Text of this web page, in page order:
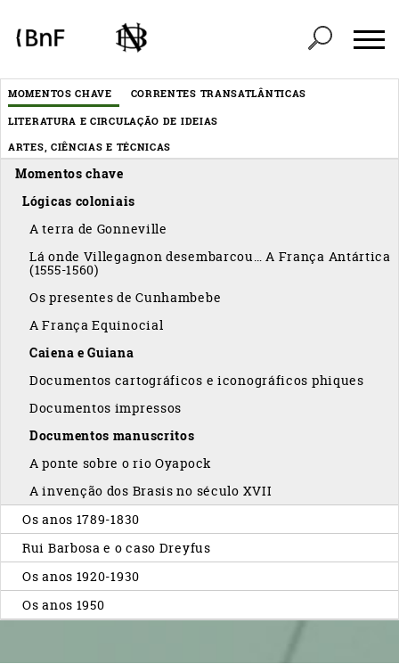
Menu
éditorial
MOMENTOS CHAVE CORRENTES TRANSATLÂNTICAS
LITERATURA E CIRCULAÇÃO DE IDEIAS
ARTES, CIÊNCIAS E TÉCNICAS
Momentos chave
Lógicas coloniais
A terra de Gonneville
Lá onde Villegagnon desembarcou… A França Antártica
(1555-1560)
Os presentes de Cunhambebe
A França Equinocial
Caiena e Guiana
Documentos cartográficos e iconográficos phiques
Documentos impressos
Documentos manuscritos
A ponte sobre o rio Oyapock
A invenção dos Brasis no século XVII
Os anos 1789-1830
Rui Barbosa e o caso Dreyfus
Os anos 1920-1930
Os anos 1950